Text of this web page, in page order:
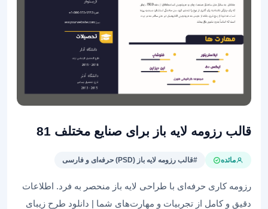
قالب رزومه لایه باز برای صنایع مختلف 81
مائده #قالب رزومه لایه باز (PSD) حرفه‌ای و فارسی
رزومه کاری حرفه‌ای با طراحی لایه باز منحصر به فرد. اطلاعات
دقیق و کامل از تجربیات و مهارت‌های شما | دانلود طرح زیبای